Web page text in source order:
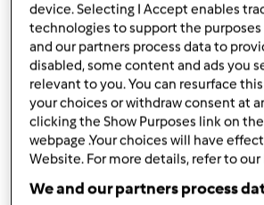
Seguendo queste semplici istruzioni la
salvaguardata durante l’attesa della
Tm31.
Se il Suo Bimby non fa parte del lotto
evidenziato, il coperchio dovrebbe
correttamente; la sostituizione della
coperchio non sarà necessaria.
Estensione della garanzia di un anno
device. Selecting I Accept enables
technologies to support the purposes
and our partners process data to
disabled, some content and ads you
relevant to you. You can resurface
your choices or withdraw consent at
clicking the Show Purposes link on
webpage .Your choices will have
Website. For more details, refer to our
We and our partners process